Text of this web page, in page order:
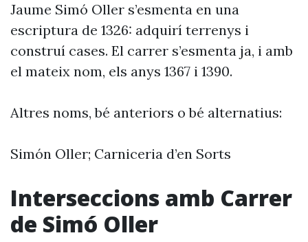
Jaume Simó Oller s’esmenta en una
escriptura de 1326: adquirí terrenys i
construí cases. El carrer s’esmenta ja, i amb
el mateix nom, els anys 1367 i 1390.
Altres noms, bé anteriors o bé alternatius:
Simón Oller; Carniceria d’en Sorts
Interseccions amb Carrer
de Simó Oller